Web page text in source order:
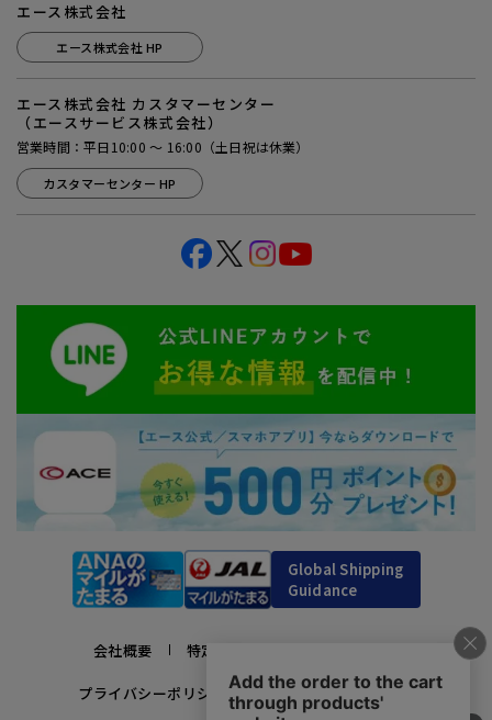
エース株式会社
エース株式会社 HP
エース株式会社 カスタマーセンター
（エースサービス株式会社）
営業時間：平日10:00 ～ 16:00（土日祝は休業）
カスタマーセンター HP
Global Shipping
Guidance
会社概要 特定商取引法に基づく表示
プライバシーポリシー 利用規約 採用情報